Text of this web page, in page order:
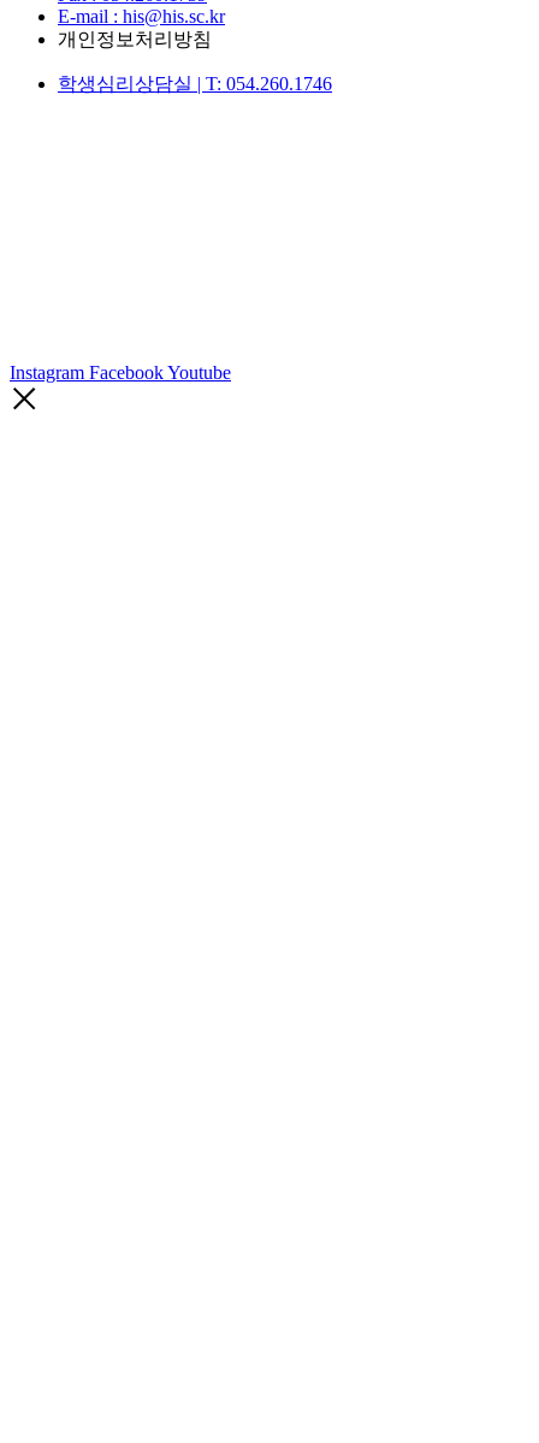
E-mail : his@his.sc.kr
개인정보처리방침
학생심리상담실 | T: 054.260.1746
Instagram FacebookYoutube